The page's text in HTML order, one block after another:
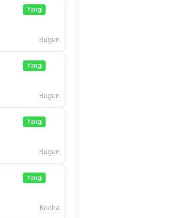
Yangi
Bugun
Yangi
Bugun
Yangi
Bugun
Yangi
Kecha